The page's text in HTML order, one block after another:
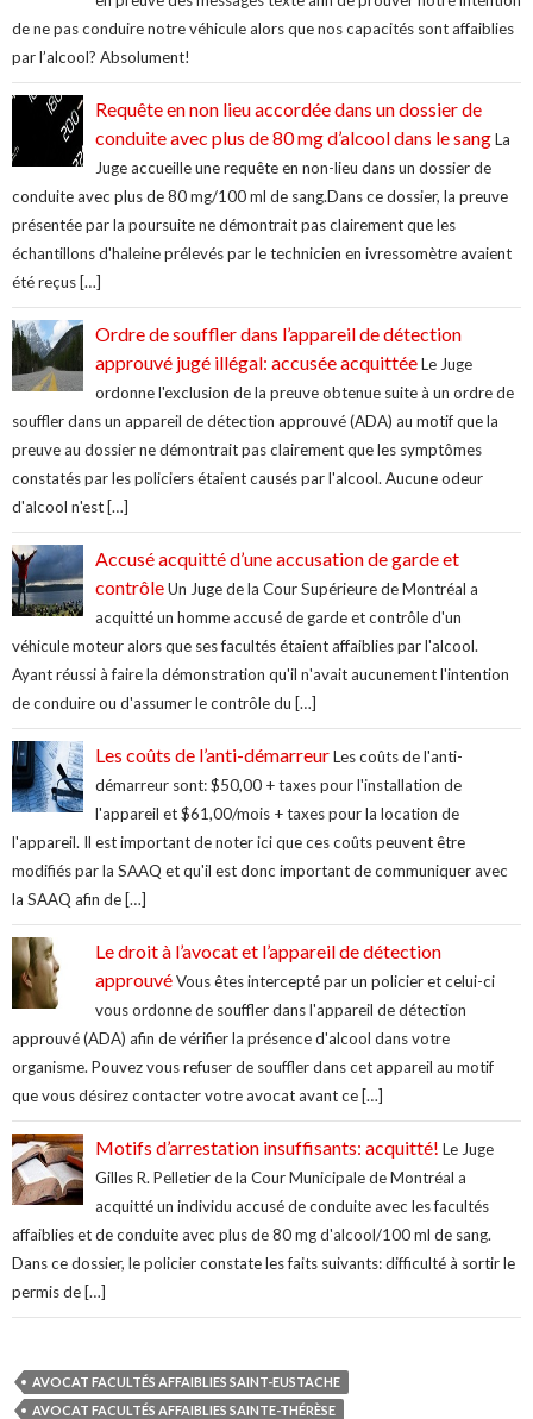
de ne pas conduire notre véhicule alors que nos capacités sont affaiblies
par l’alcool? Absolument!
Requête en non lieu accordée dans un dossier de
conduite avec plus de 80 mg d’alcool dans le sangLa
Juge accueille une requête en non-lieu dans un dossier de
conduite avec plus de 80 mg/100 ml de sang.Dans ce dossier, la preuve
présentée par la poursuite ne démontrait pas clairement que les
échantillons d'haleine prélevés par le technicien en ivressomètre avaient
été reçus […]
Ordre de souffler dans l’appareil de détection
approuvé jugé illégal: accusée acquittéeLe Juge
ordonne l'exclusion de la preuve obtenue suite à un ordre de
souffler dans un appareil de détection approuvé (ADA) au motif que la
preuve au dossier ne démontrait pas clairement que les symptômes
constatés par les policiers étaient causés par l'alcool. Aucune odeur
d'alcool n'est […]
Accusé acquitté d’une accusation de garde et
contrôleUn Juge de la Cour Supérieure de Montréal a
acquitté un homme accusé de garde et contrôle d'un
véhicule moteur alors que ses facultés étaient affaiblies par l'alcool.
Ayant réussi à faire la démonstration qu'il n'avait aucunement l'intention
de conduire ou d'assumer le contrôle du […]
Les coûts de l’anti-démarreurLes coûts de l'anti-
démarreur sont: $50,00 + taxes pour l'installation de
l'appareil et $61,00/mois + taxes pour la location de
l'appareil. Il est important de noter ici que ces coûts peuvent être
modifiés par la SAAQ et qu'il est donc important de communiquer avec
la SAAQ afin de […]
Le droit à l’avocat et l’appareil de détection
approuvéVous êtes intercepté par un policier et celui-ci
vous ordonne de souffler dans l'appareil de détection
approuvé (ADA) afin de vérifier la présence d'alcool dans votre
organisme. Pouvez vous refuser de souffler dans cet appareil au motif
que vous désirez contacter votre avocat avant ce […]
Motifs d’arrestation insuffisants: acquitté! Le Juge
Gilles R. Pelletier de la Cour Municipale de Montréal a
acquitté un individu accusé de conduite avec les facultés
affaiblies et de conduite avec plus de 80 mg d'alcool/100 ml de sang.
Dans ce dossier, le policier constate les faits suivants: difficulté à sortir le
permis de […]
AVOCAT FACULTÉS AFFAIBLIES SAINT-EUSTACHE
AVOCAT FACULTÉS AFFAIBLIES SAINTE-THÉRÈSE